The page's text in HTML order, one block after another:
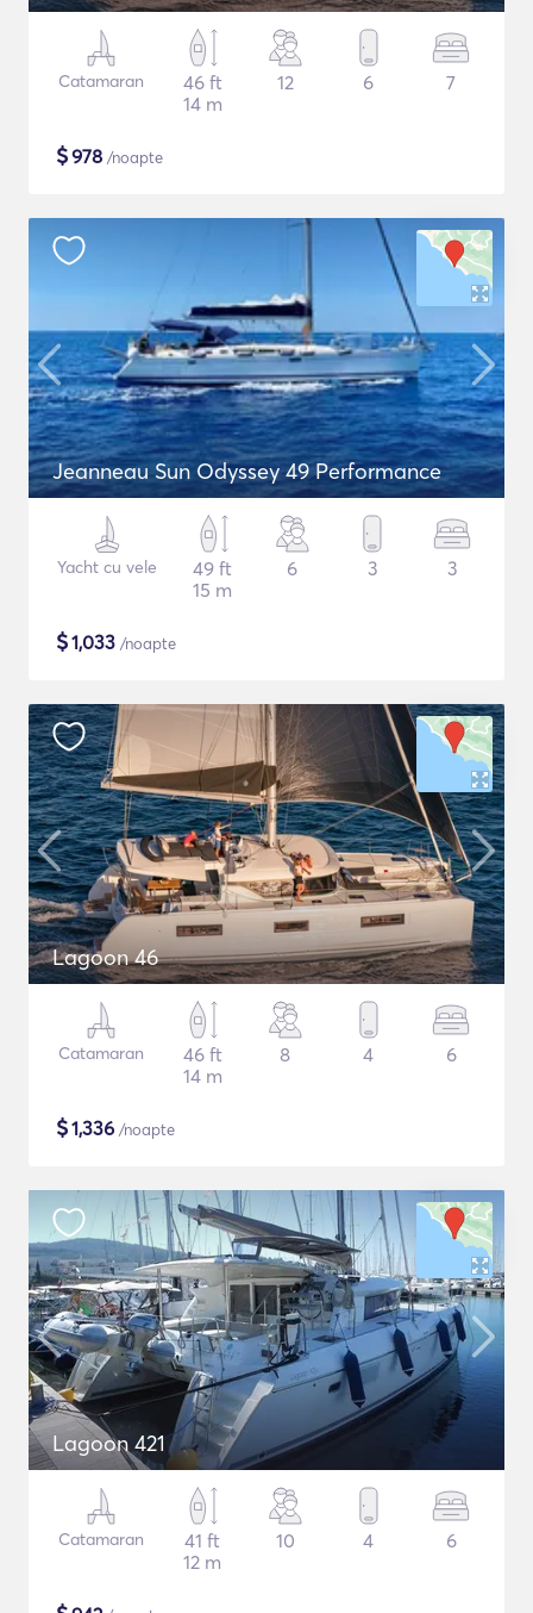
Catamaran
46 ft
14 m
12 6 7
$978 /noapte
Jeanneau Sun Odyssey 49 Performance
Yacht cu vele
49 ft
15 m
6 3 3
$1,033 /noapte
Lagoon 46
Catamaran
46 ft
14 m
8 4 6
$1,336 /noapte
Lagoon 421
Catamaran
41 ft
12 m
10 4 6